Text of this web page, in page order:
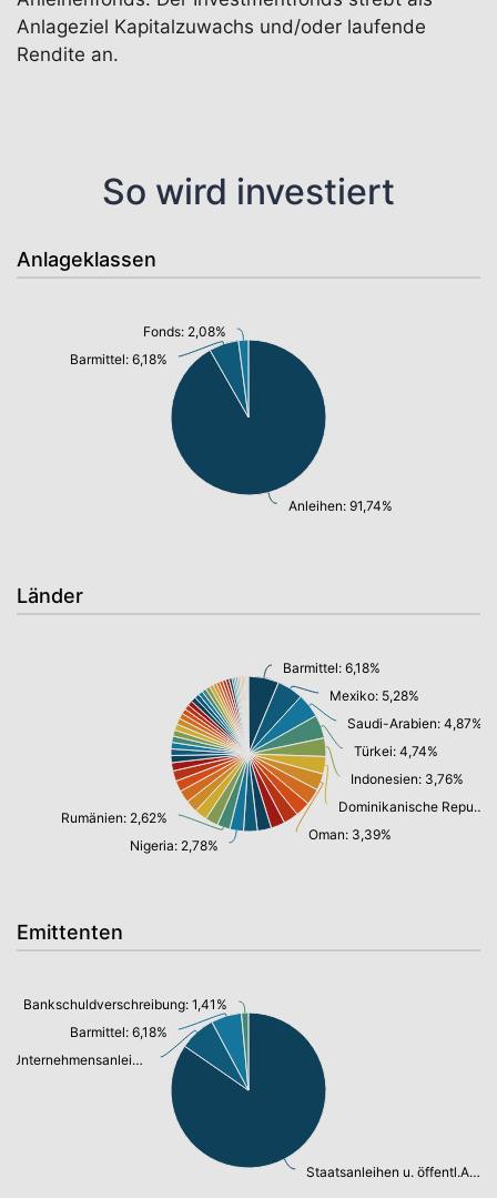
Anlageziel Kapitalzuwachs und/oder laufende
Rendite an.
So wird investiert
Anlageklassen
Anleihen: 91,74%
Barmittel: 6,18%
Fonds: 2,08%
Länder
Barmittel: 6,18%
Mexiko: 5,28%
Saudi-Arabien: 4,87%
Türkei: 4,74%
Indonesien: 3,76%
Dominikanische Republik: 3,52%
Oman: 3,39%
Nigeria: 2,78%
Rumänien: 2,62%
Emittenten
Staatsanleihen u. öffentl.Anleihen: 82,22%
Unternehmensanleihen: 7,33%
Barmittel: 6,18%
Bankschuldverschreibung: 1,41%